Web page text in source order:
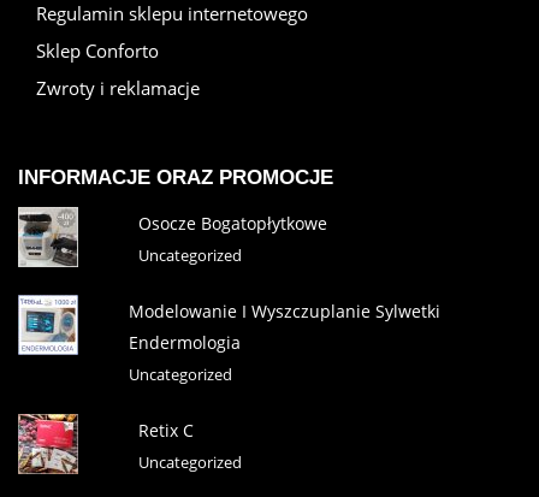
Regulamin sklepu internetowego
Sklep Conforto
Zwroty i reklamacje
INFORMACJE ORAZ PROMOCJE
Osocze Bogatopłytkowe
Uncategorized
Modelowanie I Wyszczuplanie Sylwetki
Endermologia
Uncategorized
Retix C
Uncategorized